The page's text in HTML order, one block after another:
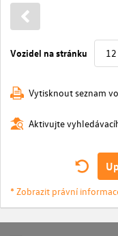
Vozidel na stránku
Vytisknout seznam
Aktivujte
* Zobrazit právní